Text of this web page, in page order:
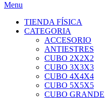
Menu
TIENDA FÍSICA
CATEGORIA
ACCESORIO
ANTIESTRES
CUBO 2X2X2
CUBO 3X3X3
CUBO 4X4X4
CUBO 5X5X5
CUBO GRANDE